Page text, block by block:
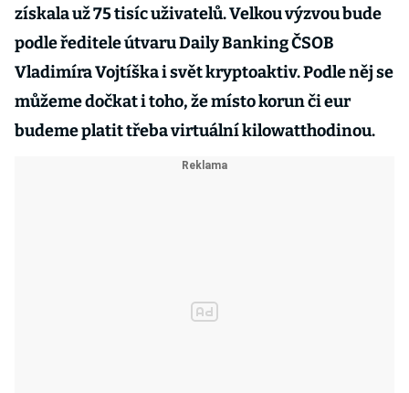
získala už 75 tisíc uživatelů. Velkou výzvou bude
podle ředitele útvaru Daily Banking ČSOB
Vladimíra Vojtíška i svět kryptoaktiv. Podle něj se
můžeme dočkat i toho, že místo korun či eur
budeme platit třeba virtuální kilowatthodinou.